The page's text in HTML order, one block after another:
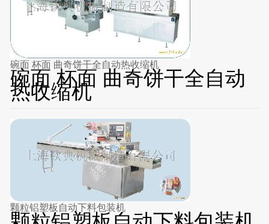
碗面 杯面 曲奇饼干全自动热收缩机
碗面 杯面 曲奇饼干全自动
热收缩机
颗粒铝塑板自动下料包装机